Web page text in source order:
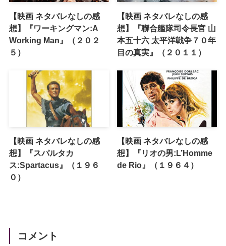
【映画 ネタバレなしの感
想】『ワーキングマン:A
Working Man』（２０２
５）
【映画 ネタバレなしの感
想】『聯合艦隊司令長官 山
本五十六 太平洋戦争７０年
目の真実』（２０１１）
【映画 ネタバレなしの感
想】『スパルタカ
ス:Spartacus』（１９６
０）
【映画 ネタバレなしの感
想】『リオの男:L’Homme
de Rio』（１９６４）
コメント